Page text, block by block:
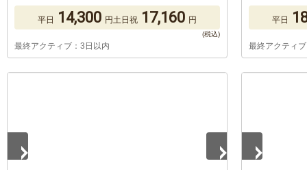
平日 14,300 円土日祝 17,160 円
最終アクティブ：3日以内
平日
最終アクティ